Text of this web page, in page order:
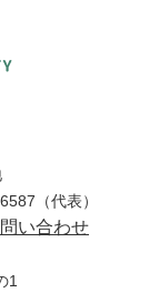
（代表）
1
い合わせ